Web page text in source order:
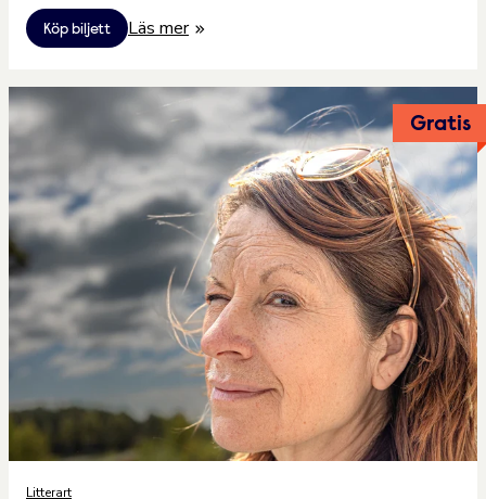
Köp biljett Läs mer
Gratis
Litterart